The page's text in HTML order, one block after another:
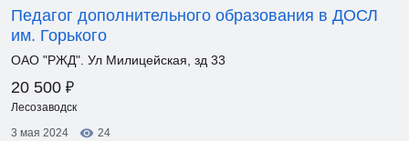
Педагог дополнительного образования в ДОСЛ
им. Горького
ОАО "РЖД". Ул Милицейская, зд 33
20 500 ₽
Лесозаводск
3 мая 2024
24